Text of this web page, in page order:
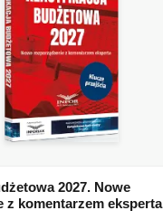
2027. Nowe
z komentarzem eksperta